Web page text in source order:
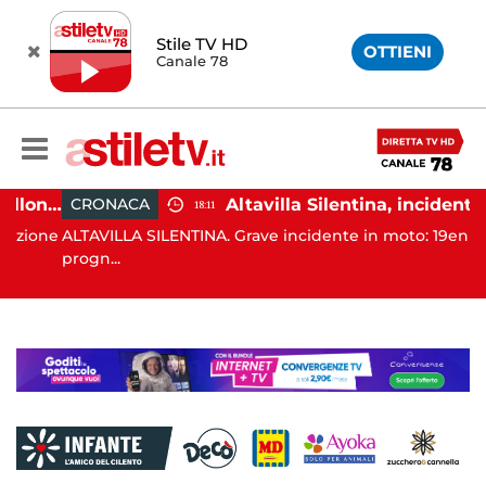
Stile TV HD
Canale 78 OTTIENI
Capaccio Paestum, ombrellone selvaggio: blitz della Municipale, sgomberate tutte le spiagge libere CRONACA 18:11 Altavilla Silentina, incidente in moto nella notte: 19enne in prognosi riservata
ALTAVILLA SILENTINA. Grave incidente in moto: 19enne in
progn...